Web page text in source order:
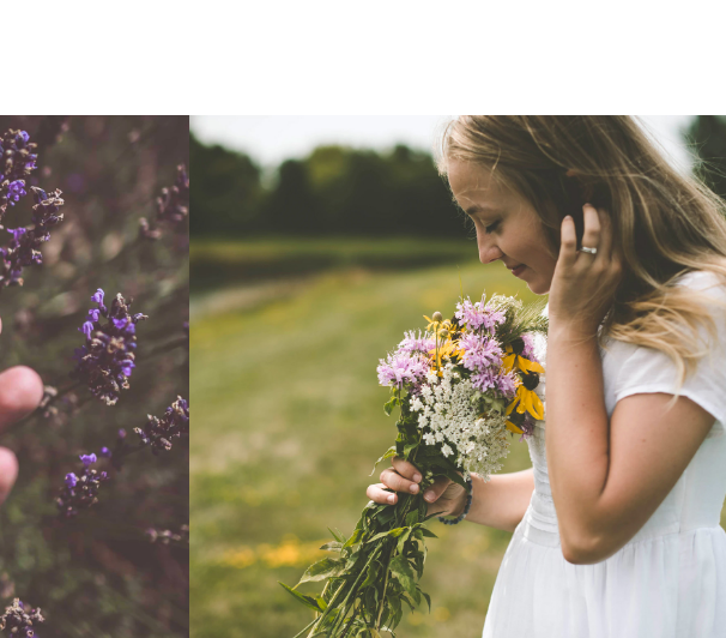
ÉDUCATION